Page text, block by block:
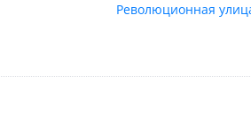
Революционная